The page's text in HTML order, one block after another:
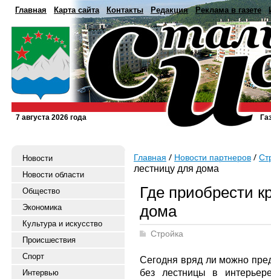
Главная Карта сайта Контакты Редакция Реклама в газете
7 августа 2026 года
Новости
Новости области
Общество
Экономика
Культура и искусство
Происшествия
Спорт
Интервью
Главная Новости партнеров
лестницу для дома
Где приобрести
дома
Стройка
Сегодня вряд ли можно
без лестницы в